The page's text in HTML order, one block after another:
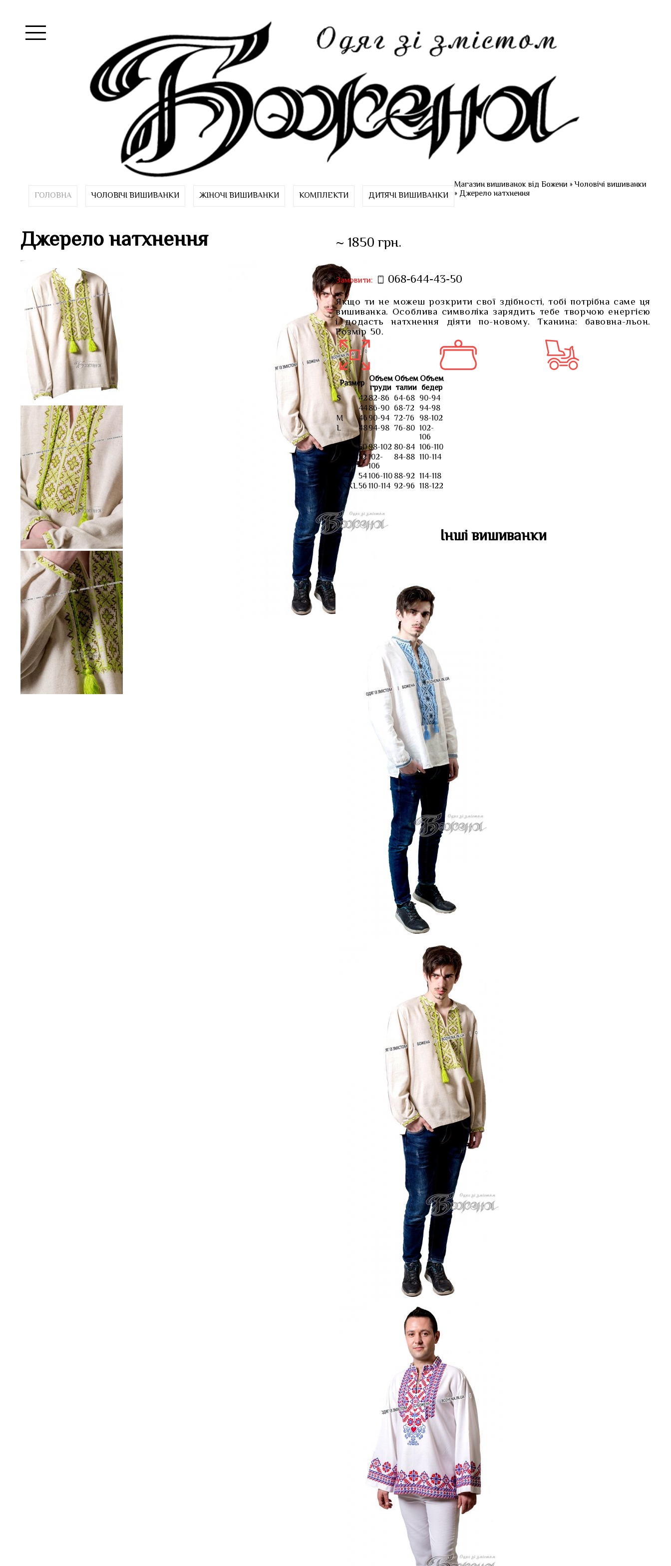
ГОЛОВНА ЧОЛОВІЧІ ВИШИВАНКИ ЖІНОЧІ ВИШИВАНКИ КОМПЛЕКТИ ДИТЯЧІ ВИШИВАНКИ
Магазин вишиванок від Божени »Чоловічі вишиванки
» Джерело натхнення
Джерело натхнення ~ 1850 грн.
Замовити: 068-644-43-50
Якщо ти не можеш розкрити свої здібності, тобі потрібна саме ця
вишиванка. Особлива символіка зарядить тебе творчою енергією
і додасть натхнення діяти по-новому. Тканина: бавовна-льон.
Розмір 50.
Размер Объем
груди
Объем
талии
Объем
бедер
S
4282-86 64-68 90-94
4486-90 68-72
94-98
M
46 90-94 72-76
98-102
L
4894-98 76-80 102-
106
XL
5098-102 80-84 106-110
XXL
52102-
106
84-88 110-114
54106-110 88-92 114-118
XXXL56 110-114 92-96 118-122
Інші вишиванки